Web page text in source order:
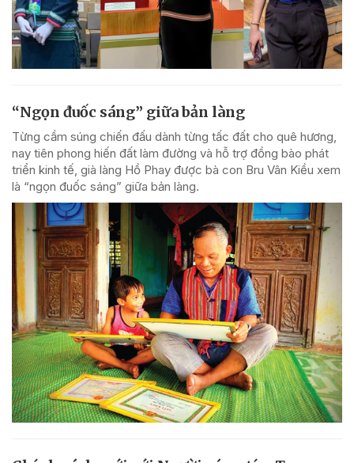
“Ngọn đuốc sáng” giữa bản làng
Từng cầm súng chiến đấu dành từng tấc đất cho quê hương,
nay tiên phong hiến đất làm đường và hỗ trợ đồng bào phát
triển kinh tế, già làng Hồ Phay được bà con Bru Vân Kiều xem
là “ngọn đuốc sáng” giữa bản làng.